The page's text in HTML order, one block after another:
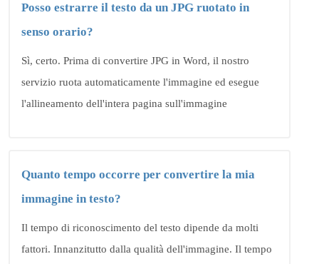
Posso estrarre il testo da un JPG ruotato in
senso orario?
Sì, certo. Prima di convertire JPG in Word, il nostro
servizio ruota automaticamente l'immagine ed esegue
l'allineamento dell'intera pagina sull'immagine
Quanto tempo occorre per convertire la mia
immagine in testo?
Il tempo di riconoscimento del testo dipende da molti
fattori. Innanzitutto dalla qualità dell'immagine. Il tempo